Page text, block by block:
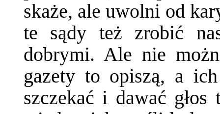
skaże, ale uwolni od
te sądy też zrobić
dobrymi. Ale nie
gazety to opiszą, a
szczekać i dawać